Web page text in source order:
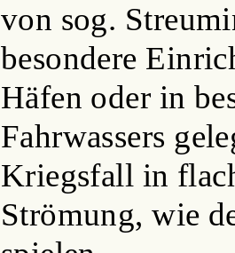
von sog.
besondere
Häfen oder in
Fahrwassers
Kriegsfall in
Strömung, wie